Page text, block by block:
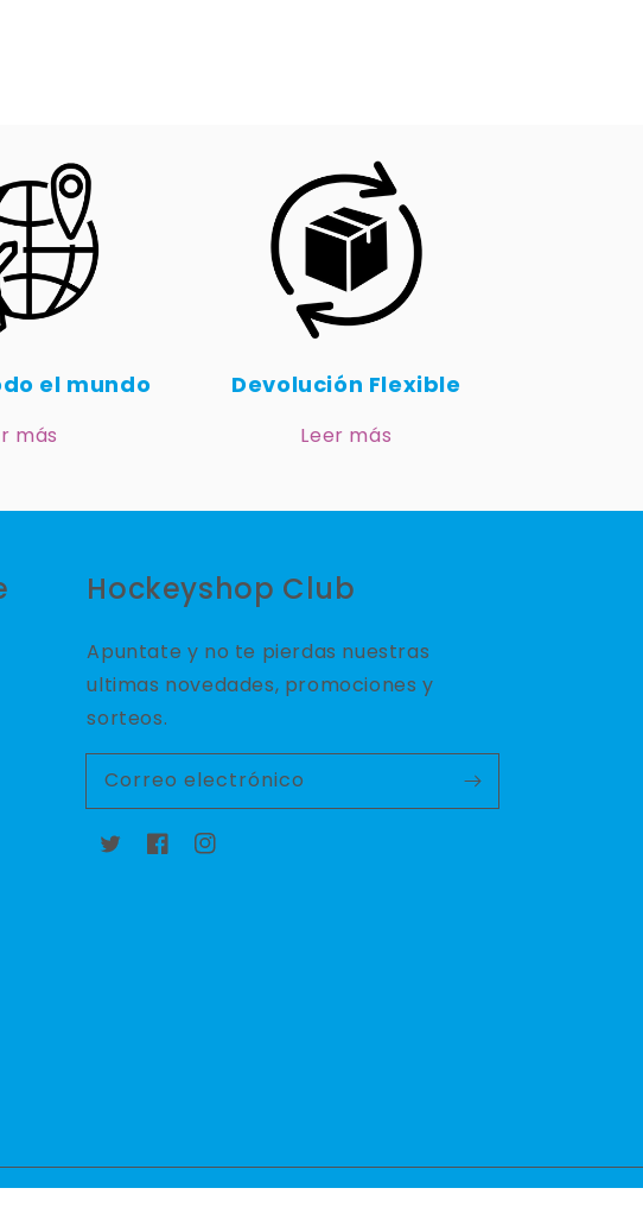
el mundo
más
Devolución Flexible
Leer más
Hockeyshop Club
Apuntate y no te pierdas nuestras
ultimas novedades, promociones y
sorteos.
Correo electrónico
TwitterFacebookInstagram